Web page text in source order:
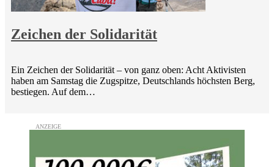
Zeichen der Solidarität
Ein Zeichen der Solidarität – von ganz oben: Acht Aktivisten
haben am Samstag die Zugspitze, Deutschlands höchsten Berg,
bestiegen. Auf dem…